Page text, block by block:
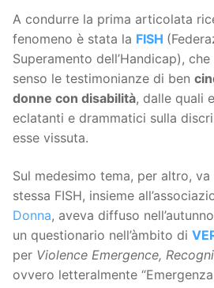
A condurre la prima articolata
fenomeno è stata la FISH
Superamento dell’Handicap),
senso le testimonianze di ben
donne con disabilità, dalle quali
eclatanti e drammatici sulla
esse vissuta.
Sul medesimo tema, per altro,
stessa FISH, insieme
Donna, aveva diffuso
un questionario nell’àmbito di
per Violence Emergence,
ovvero letteralmente